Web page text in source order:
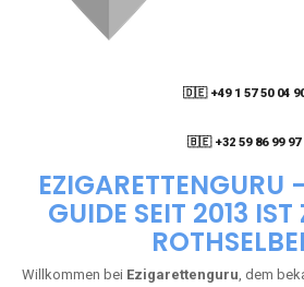
🇩🇪 +49 1 57 50 04
🇧🇪 +32 59 86 99 97
EZIGARETTENGURU
GUIDE SEIT 2013
Willkommen bei Ezigarettenguru, dem